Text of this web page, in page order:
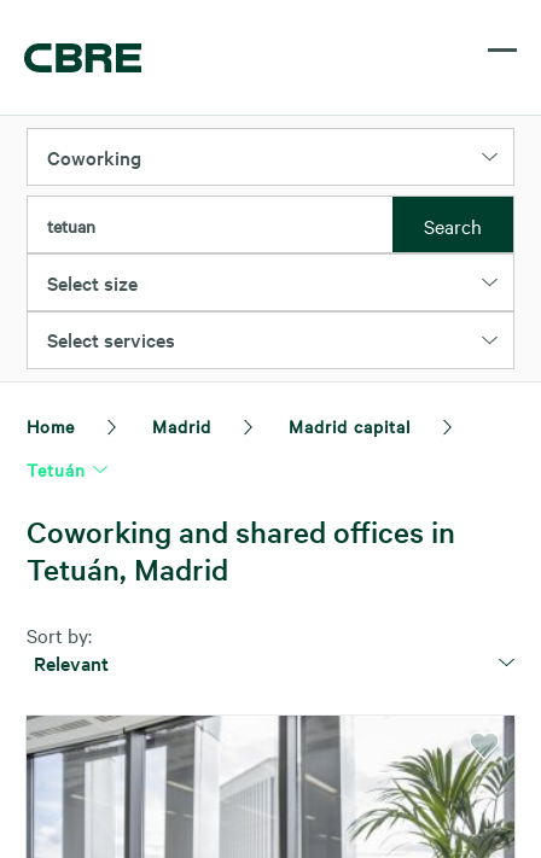
Coworking
tetuan Search
Select size
Select services
Home Madrid
Madrid capital
Tetuán
Coworking and shared offices in
Tetuán, Madrid
Sort by:
Relevant